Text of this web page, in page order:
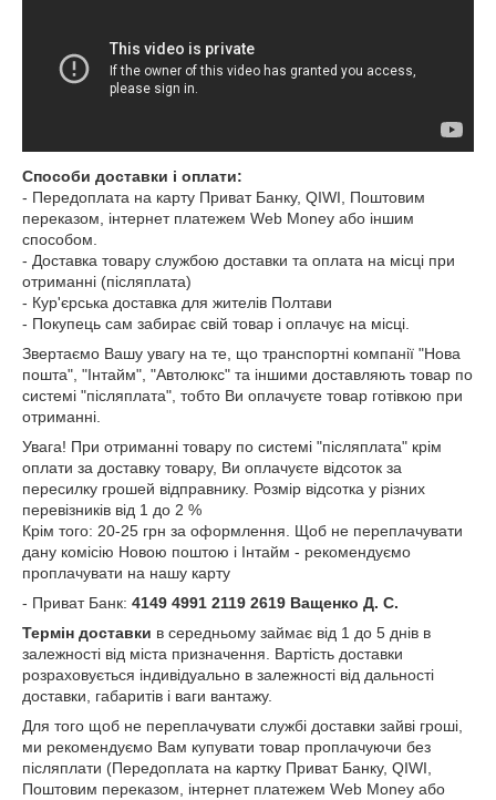
Способи доставки і оплати:
- Передоплата на карту Приват Банку, QIWI, Поштовим
переказом, інтернет платежем Web Money або іншим
способом.
- Доставка товару службою доставки та оплата на місці при
отриманні (післяплата)
- Кур'єрська доставка для жителів Полтави
- Покупець сам забирає свій товар і оплачує на місці.
Звертаємо Вашу увагу на те, що транспортні компанії "Нова
пошта", "Інтайм", "Автолюкс" та іншими доставляють товар по
системі "післяплата", тобто Ви оплачуєте товар готівкою при
отриманні.
Увага! При отриманні товару по системі "післяплата" крім
оплати за доставку товару, Ви оплачуєте відсоток за
пересилку грошей відправнику. Розмір відсотка у різних
перевізників від 1 до 2 %
Крім того: 20-25 грн за оформлення. Щоб не переплачувати
дану комісію Новою поштою і Інтайм - рекомендуємо
проплачувати на нашу карту
- Приват Банк: 4149 4991 2119 2619 Ващенко Д. С.
Термін доставки в середньому займає від 1 до 5 днів в
залежності від міста призначення. Вартість доставки
розраховується індивідуально в залежності від дальності
доставки, габаритів і ваги вантажу.
Для того щоб не переплачувати службі доставки зайві гроші,
ми рекомендуємо Вам купувати товар проплачуючи без
післяплати (Передоплата на картку Приват Банку, QIWI,
Поштовим переказом, інтернет платежем Web Money або